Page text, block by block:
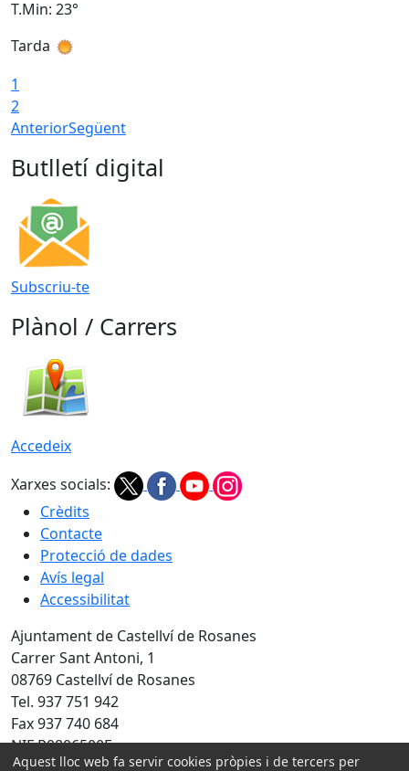
T.Min: 23°
Tarda
1
2
AnteriorSegüent
Butlletí digital
Subscriu-te
Plànol / Carrers
Accedeix
Xarxes socials:
Crèdits
Contacte
Protecció de dades
Avís legal
Accessibilitat
Ajuntament de Castellví de Rosanes
Carrer Sant Antoni, 1
08769 Castellví de Rosanes
Tel. 937 751 942
Fax 937 740 684
NIF P0806500E
Aquest lloc web fa servir cookies pròpies i de tercers per